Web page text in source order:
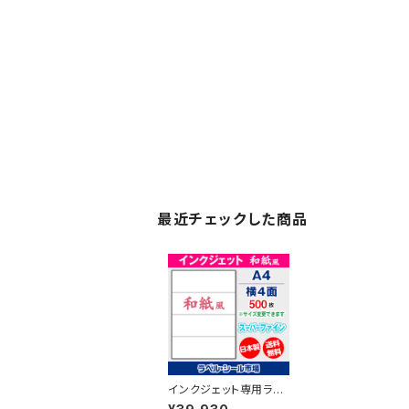
最近チェックした商品
インクジェット専用ラベ
ルシール 和紙 A4-横4